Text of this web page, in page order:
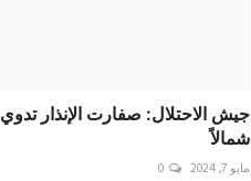
جيش الاحتلال: صفارت الإنذار تدوي
شمالاً
مايو 7, 2024 0